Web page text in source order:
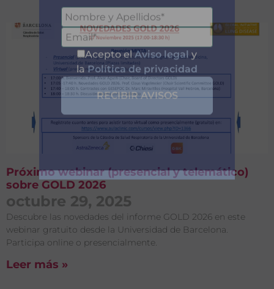
Próximo webinar (presencial y telemático)
sobre GOLD 2026
octubre 29, 2025
Descubre las novedades del informe GOLD 2026 en este
webinar gratuito desde la Universidad de Barcelona.
Participa online o presencialmente.
Leer más »
Entérate de
Nuestras
Publicaciones
Acepto elAviso legaly
laPolítica de privacidad